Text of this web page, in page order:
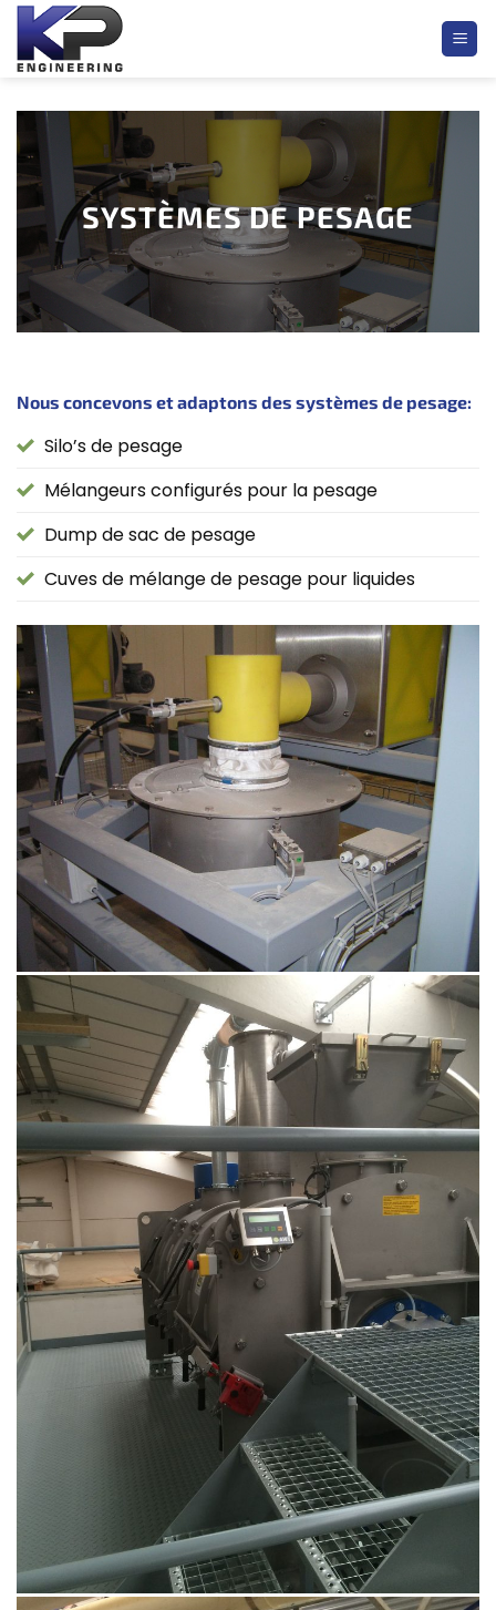
Passer
au
contenu
SYSTÈMES DE PESAGE
Nous concevons et adaptons des systèmes de pesage:
Silo’s de pesage
Mélangeurs configurés pour la pesage
Dump de sac de pesage
Cuves de mélange de pesage pour liquides